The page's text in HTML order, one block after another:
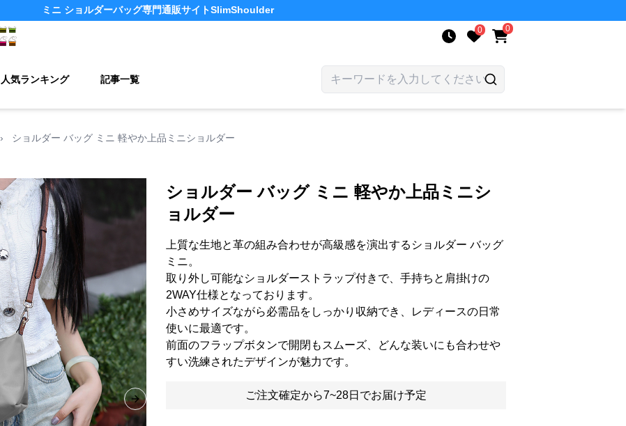
ミニ ショルダーバッグ専門通販サイトSlimShoulder
0 0
人気ランキング 記事一覧
› ショルダー バッグ ミニ 軽やか上品ミニショルダー
Next slide
ショルダー バッグ ミニ 軽やか上品ミニシ
ョルダー
上質な生地と革の組み合わせが高級感を演出するショルダー バッグ
ミニ。
取り外し可能なショルダーストラップ付きで、手持ちと肩掛けの
2WAY仕様となっております。
小さめサイズながら必需品をしっかり収納でき、レディースの日常
使いに最適です。
前面のフラップボタンで開閉もスムーズ、どんな装いにも合わせや
すい洗練されたデザインが魅力です。
ご注文確定から7~28日でお届け予定